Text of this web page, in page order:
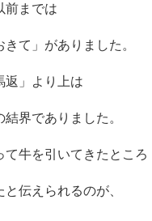
前までは
きて」がありました。
返」より上は
界でありました。
て牛を引いてきたところ
伝えられるのが、